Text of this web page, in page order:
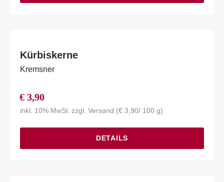
Kürbiskerne
Kremsner
€ 3,90
inkl. 10% MwSt. (€3,90/ 100 g)
zzgl.Versand
DETAILS